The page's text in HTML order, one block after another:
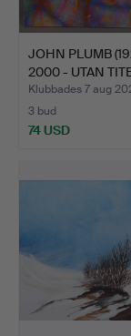
JOHN PLUMB
2000 - UTAN
Klubbades 7 aug
3 bud
74 USD